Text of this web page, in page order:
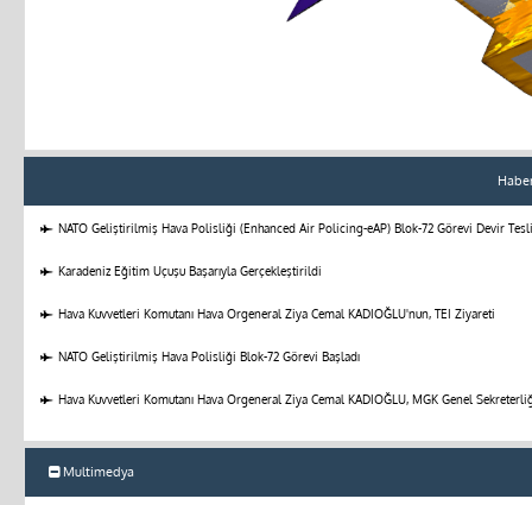
NATO Geliştirilmiş Hava Polisliği (Enhanced Air Policing-eAP) Blok-72 Görevi Devir
Karadeniz Eğitim Uçuşu Başarıyla Gerçekleştirildi
Hava Kuvvetleri Komutanı Hava Orgeneral Ziya Cemal KADIOĞLU'nun, TEI Ziyareti
NATO Geliştirilmiş Hava Polisliği Blok-72 Görevi Başladı
Hava Kuvvetleri Komutanı Hava Orgeneral Ziya Cemal KADIOĞLU, MGK Genel
Multimedya